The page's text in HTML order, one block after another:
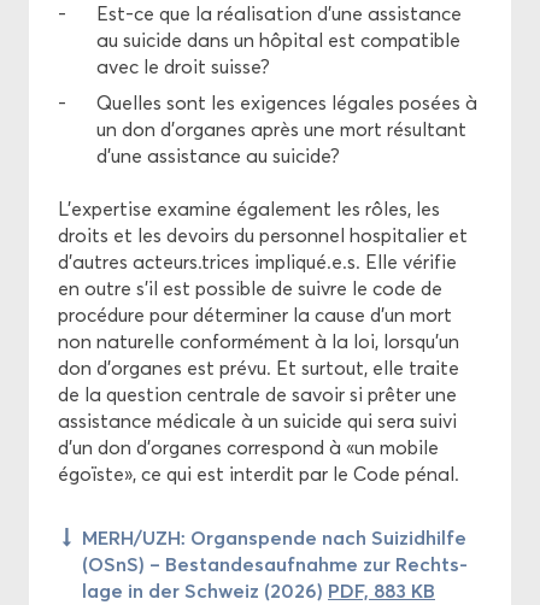
Est-​ce que la réa­li­sa­tion d’une as­sis­tance
au sui­cide dans un hô­pi­tal est com­pa­tible
avec le droit suisse?
Quelles sont les exi­gences lé­gales po­sées à
un don d’or­ganes après une mort ré­sul­tant
d’une as­sis­tance au sui­cide?
L’ex­per­tise exa­mine éga­le­ment les rôles, les
droits et les de­voirs du per­son­nel hos­pi­ta­lier et
d’autres ac­teurs.trices im­pli­qué.e.s. Elle vé­ri­fie
en outre s’il est pos­sible de suivre le code de
pro­cé­dure pour dé­ter­mi­ner la cause d’un mort
non na­tu­relle confor­mé­ment à la loi, lors­qu’un
don d’or­ganes est prévu. Et sur­tout, elle traite
de la ques­tion cen­trale de sa­voir si prê­ter une
as­sis­tance mé­di­cale à un sui­cide qui sera suivi
d’un don d’or­ganes cor­res­pond à «un mo­bile
égoïste», ce qui est in­ter­dit par le Code pénal.
MERH/UZH: Or­gans­pende nach Sui­zid­hilfe
(OSnS) – Bes­tan­de­sauf­nahme zur Rechts­
lage in der Schweiz (2026) PDF, 883 KB